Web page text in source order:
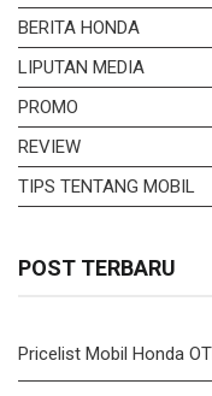
BERITA HONDA
LIPUTAN MEDIA
PROMO
REVIEW
TIPS TENTANG MOBIL
POST TERBARU
Pricelist Mobil Honda